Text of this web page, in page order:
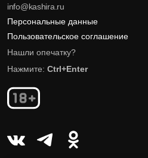
info@kashira.ru
Персональные данные
Пользовательское соглашение
Нашли опечатку?
Нажмите: Ctrl+Enter